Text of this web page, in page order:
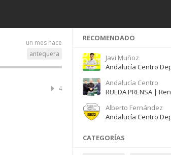
un mes hace
antequera
4
RECOMENDADO
Javi Muñoz
Andalucía Centro
Alberto Fernández
CATEGORÍAS